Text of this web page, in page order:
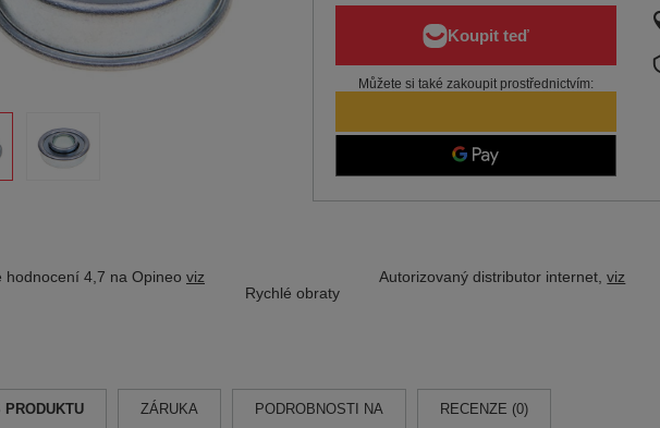
Můžete si také zakoupit prostřednictvím:
hodnocení 4,7 na Opineo viz
Rychlé obraty
Autorizovaný distributor internet,viz
PRODUKTU ZÁRUKA PODROBNOSTI NA RECENZE (0)